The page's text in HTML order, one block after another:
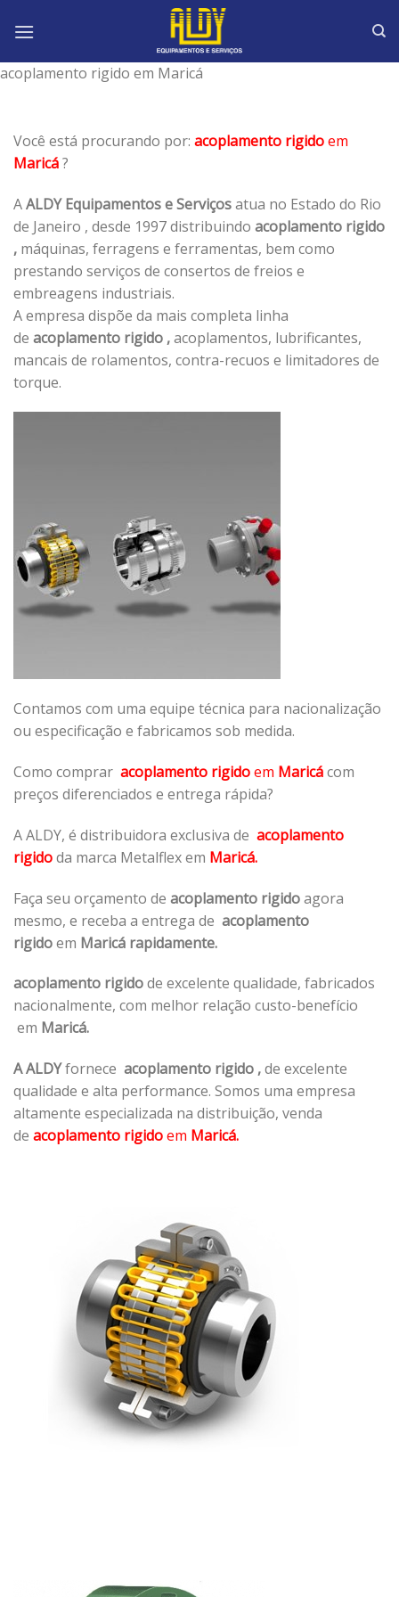
acoplamento rigido em Maricá
Você está procurando por: acoplamento rigidoem
Maricá?
AALDY Equipamentos e Serviçosatua no Estado do Rio
de Janeiro , desde 1997 distribuindo acoplamento rigido
, máquinas, ferragens e ferramentas, bem como
prestando serviços de consertos de freios e
embreagens industriais.
A empresa dispõe da mais completa linha
de acoplamento rigido ,acoplamentos, lubrificantes,
mancais de rolamentos, contra-recuos e limitadores de
torque.
Contamos com uma equipe técnica para nacionalização
ou especificação e fabricamos sob medida.
Como comprar acoplamento rigidoem Maricácom
preços diferenciados e entrega rápida?
A ALDY, é distribuidora exclusiva de acoplamento
rigidoda marca Metalflex em Maricá.
Faça seu orçamento de acoplamento rigidoagora
mesmo, e receba a entrega de acoplamento
rigidoem Maricá rapidamente.
acoplamento rigidode excelente qualidade, fabricados
nacionalmente, com melhor relação custo-benefício
em Maricá.
A ALDYfornece acoplamento rigido ,de excelente
qualidade e alta performance. Somos uma empresa
altamente especializada na distribuição, venda
de acoplamento rigidoem Maricá.